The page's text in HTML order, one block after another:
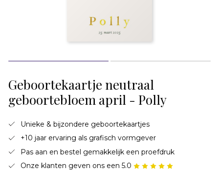
Geboortekaartje neutraal
geboortebloem april - Polly
Unieke & bijzondere geboortekaartjes
+10 jaar ervaring als grafisch vormgever
Pas aan en bestel gemakkelijk een proefdruk
Onze klanten geven ons een 5.0